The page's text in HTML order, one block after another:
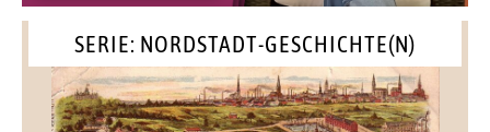
SERIE: NORDSTADT-GESCHICHTE(N)